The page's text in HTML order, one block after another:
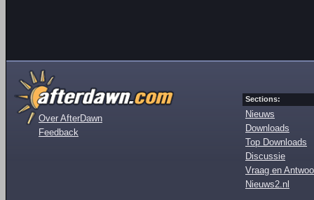
Over AfterDawn
Feedback
Sections:
Nieuws
Downloads
Top Downloads
Discussie
Vraag en
Nieuws2.nl